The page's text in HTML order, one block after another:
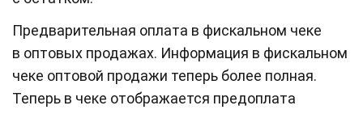
Предварительная оплата в фискальном чеке
в оптовых продажах. Информация в фискальном
чеке оптовой продажи теперь более полная.
Теперь в чеке отображается предоплата